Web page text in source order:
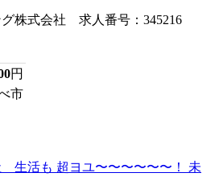
株式会社 求人番号：345216
円
市